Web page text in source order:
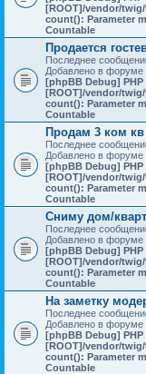
[ROOT]/vendor/
count(): Parameter
Countable
Продается
Последнее
Добавлено в форуме
[phpBB Debug] PHP
[ROOT]/vendor/
count(): Parameter
Countable
Продам 3 ком кв
Последнее
Добавлено в форуме
[phpBB Debug] PHP
[ROOT]/vendor/
count(): Parameter
Countable
Сниму дом/
Последнее
Добавлено в форуме
[phpBB Debug] PHP
[ROOT]/vendor/
count(): Parameter
Countable
На заметку
Последнее
Добавлено в форуме
[phpBB Debug] PHP
[ROOT]/vendor/
count(): Parameter
Countable